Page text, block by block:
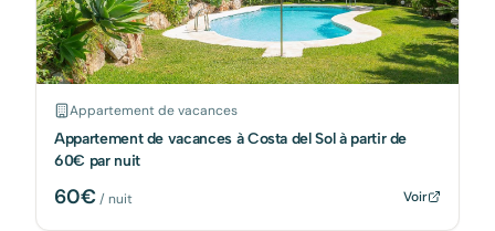
Appartement de vacances
Appartement de vacances à Costa del Sol à partir de
60€ par nuit
60€/ nuit Voir